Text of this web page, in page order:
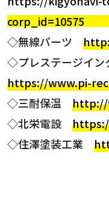
corp_id=10575
◇無線パーツ
◇プレステージイン
https://www.pi-
◇三耐保温 http://
◇北栄電設
◇住澤塗装工業